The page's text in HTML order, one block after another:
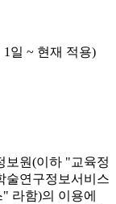
일 ~ 현재 적용)
보원(이하 "교육정
술연구정보서비스
라함)의 이용에